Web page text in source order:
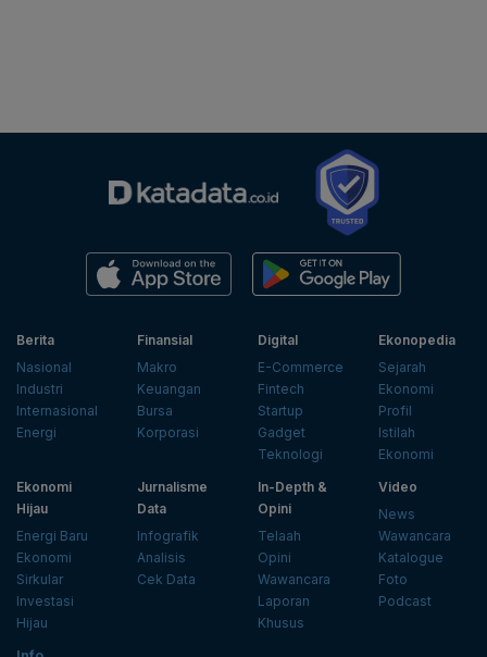
Berita
Nasional
Industri
Internasional
Energi
Finansial
Makro
Keuangan
Bursa
Korporasi
Digital
E-Commerce
Fintech
Startup
Gadget
Teknologi
Ekonopedia
Sejarah
Ekonomi
Profil
Istilah
Ekonomi
Ekonomi
Hijau
Energi Baru
Ekonomi
Sirkular
Investasi
Hijau
Jurnalisme
Data
Infografik
Analisis
Cek Data
In-Depth &
Opini
Telaah
Opini
Wawancara
Laporan
Khusus
Video
News
Wawancara
Katalogue
Foto
Podcast